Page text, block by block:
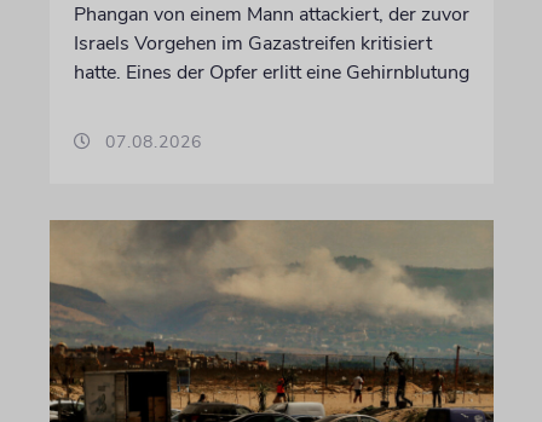
Phangan von einem Mann attackiert, der zuvor
Israels Vorgehen im Gazastreifen kritisiert
hatte. Eines der Opfer erlitt eine Gehirnblutung
07.08.2026